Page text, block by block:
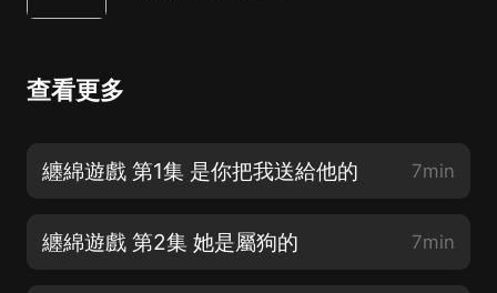
查看更多
纏綿遊戲 第1集 是你把我送給他的 7min
纏綿遊戲 第2集 她是屬狗的 7min